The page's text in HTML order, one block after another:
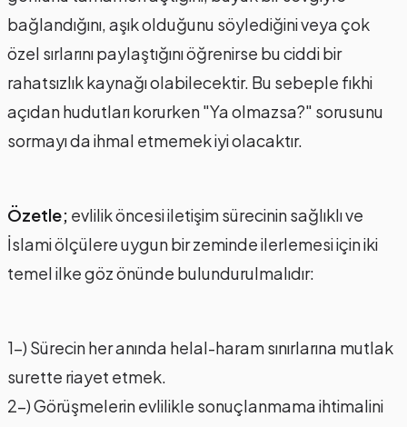
bağlandığını, aşık olduğunu söylediğini veya çok
özel sırlarını paylaştığını öğrenirse bu ciddi bir
rahatsızlık kaynağı olabilecektir. Bu sebeple fıkhi
açıdan hudutları korurken "Ya olmazsa?" sorusunu
sormayı da ihmal etmemek iyi olacaktır.
Özetle; evlilik öncesi iletişim sürecinin sağlıklı ve
İslami ölçülere uygun bir zeminde ilerlemesi için iki
temel ilke göz önünde bulundurulmalıdır:
1-) Sürecin her anında helal-haram sınırlarına mutlak
surette riayet etmek.
2-) Görüşmelerin evlilikle sonuçlanmama ihtimalini